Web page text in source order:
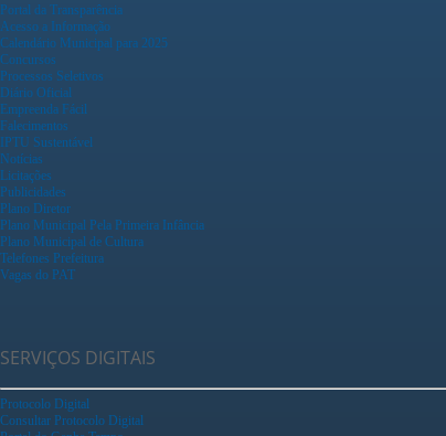
Portal da Transparência
Acesso a Informação
Calendário Municipal para 2025
Concursos
Processos Seletivos
Diário Oficial
Empreenda Fácil
Falecimentos
IPTU Sustentável
Notícias
Licitações
Publicidades
Plano Diretor
Plano Municipal Pela Primeira Infância
Plano Municipal de Cultura
Telefones Prefeitura
Vagas do PAT
SERVIÇOS DIGITAIS
Protocolo Digital
Consultar Protocolo Digital